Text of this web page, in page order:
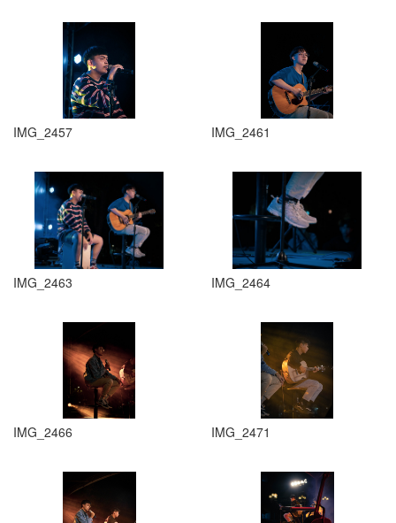
IMG_2457 IMG_2461
IMG_2463 IMG_2464
IMG_2466 IMG_2471